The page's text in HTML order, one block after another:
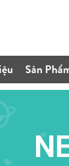
Sản